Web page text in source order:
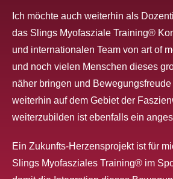
Ich möchte auch weiterhin als
das Slings Myofasziale Training®
und internationalen Team von art of
und noch vielen Menschen dieses
näher bringen und Bewegungsfreude
weiterhin auf dem Gebiet der
weiterzubilden ist ebenfalls ein
Ein Zukunfts-Herzensprojekt ist für
Slings Myofasziales Training® im